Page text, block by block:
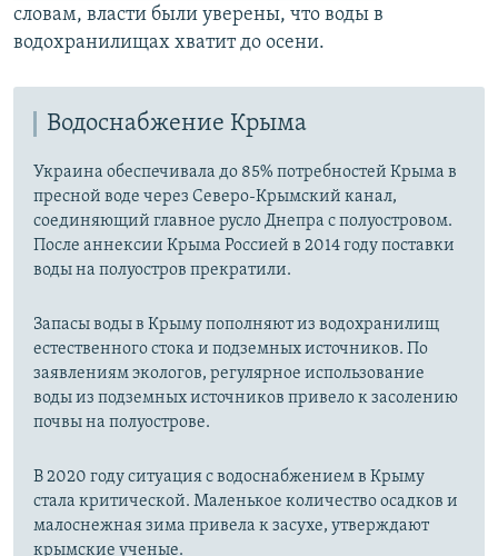
словам, власти были уверены, что воды в
водохранилищах хватит до осени.
Водоснабжение Крыма
Украина обеспечивала до 85% потребностей Крыма в
пресной воде через Северо-Крымский канал,
соединяющий главное русло Днепра с полуостровом.
После аннексии Крыма Россией в 2014 году поставки
воды на полуостров прекратили.
Запасы воды в Крыму пополняют из водохранилищ
естественного стока и подземных источников. По
заявлениям экологов, регулярное использование
воды из подземных источников привело к засолению
почвы на полуострове.
В 2020 году ситуация с водоснабжением в Крыму
стала критической. Маленькое количество осадков и
малоснежная зима привела к засухе, утверждают
крымские ученые.